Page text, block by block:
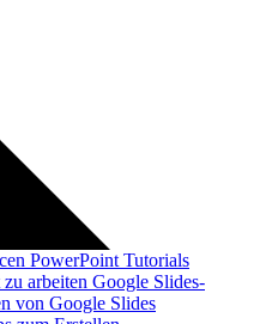
PowerPoint Tutorials
arbeiten Google Slides-
von Google Slides